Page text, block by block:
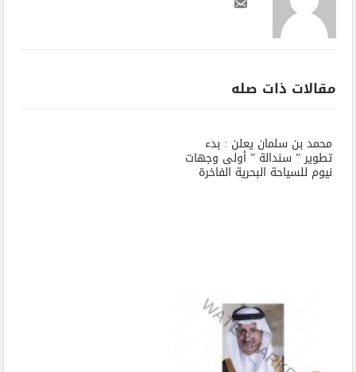
مقالات ذات صله
محمد بن سلمان يعلن : بدء
تطوير ” سندالة ” أولى وجهات
نيوم للسياحة البحرية الفاخرة